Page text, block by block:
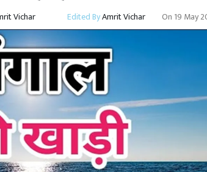
Vichar Edited ByAmrit Vichar On 19 May